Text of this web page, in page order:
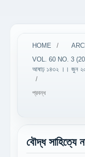
HOME /
VOL. 60 NO. 3
আষাঢ় ১৪৩২ ।। জুন
/
প্রবন্ধ
বৌদ্ধ সাহিত্যে